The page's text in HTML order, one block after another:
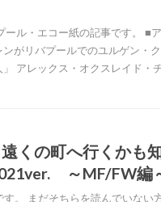
ル・エコー紙の記事です。 ■
がリバプールでのユルゲン・
アレックス・オクスレイド・
くの町へ行くかも
～MF/FW編
。 まだそちらを読んでいない